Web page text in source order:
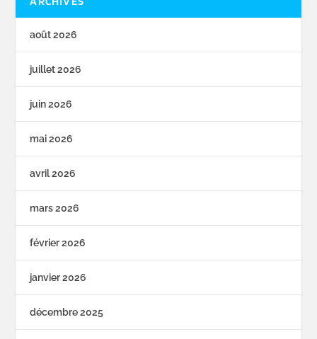
août 2026
juillet 2026
juin 2026
mai 2026
avril 2026
mars 2026
février 2026
janvier 2026
décembre 2025